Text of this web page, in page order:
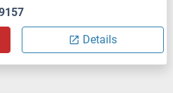
Details